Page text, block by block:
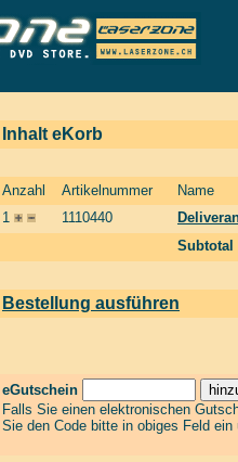
Inhalt eKorb
Anzahl Artikelnummer
Name
1
1110440
Subtotal
Bestellung ausführen
eGutschein
Falls Sie einen elektronischen
Sie den Code bitte in obiges Feld